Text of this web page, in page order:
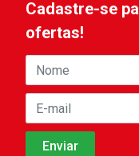
Cadastre-se
ofertas!